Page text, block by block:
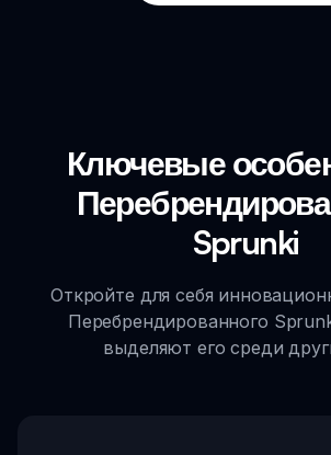
Ключевые
Sprunki
Откройте для себя
Перебрендированного
выделяют его среди